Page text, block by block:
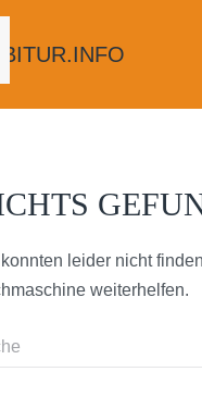
leider nicht
weiterhelfen.